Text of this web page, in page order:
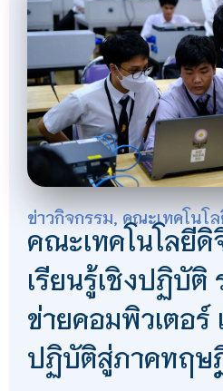
ข่าวกิจกรรม คณะเทคโนโ
คณะเทคโนโลยี
เรียนรู้เชิงปฏิบัติ
ข่ายคอมพิวเตอร์
ปฏิบัติสู่ภาคทฤษ